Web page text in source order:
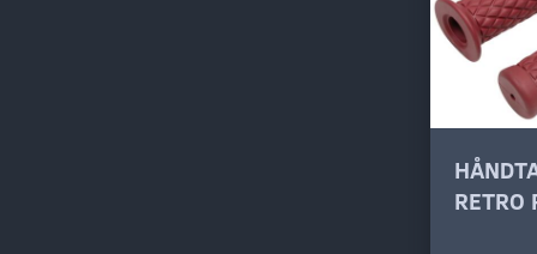
RETRO